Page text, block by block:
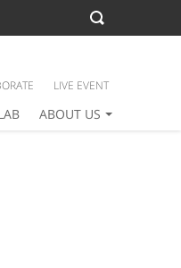
ABOUT US
LIVE EVENT